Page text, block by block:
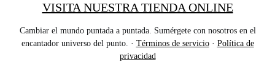
VISITA NUESTRA TIENDA ONLINE
Cambiar el mundo puntada a puntada. Sumérgete con nosotros en el
encantador universo del punto. · Términos de servicio· Política de
privacidad